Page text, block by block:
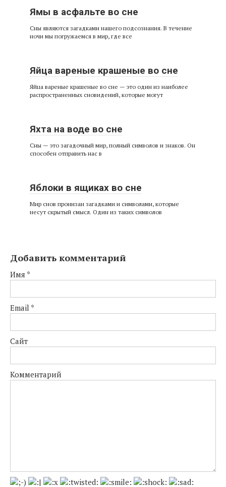
Ямы в асфальте во сне
Сны являются загадками нашего подсознания. В течение
ночи мы погружаемся в мир, где все
Яйца вареные крашеные во сне
Яйца вареные крашеные во сне — это один из наиболее
распространенных сновидений, которые могут
Яхта на воде во сне
Сны — это загадочный мир, полный символов и знаков. Он
способен отправить нас в
Яблоки в ящиках во сне
Мир снов пронизан загадками и символами, которые
несут скрытый смысл. Один из таких символов
Добавить комментарий
Имя *
Email *
Сайт
Комментарий